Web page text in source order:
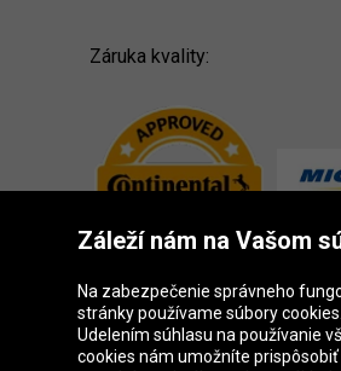
Záruka kvality:
Záleží nám na Vašom
Na zabezpečenie správneho
stránky používame súbory cookies.
Udelením súhlasu na používanie
cookies nám umožníte